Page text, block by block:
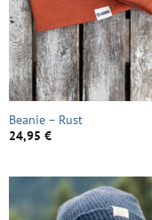
Beanie – Rust
24,95 €